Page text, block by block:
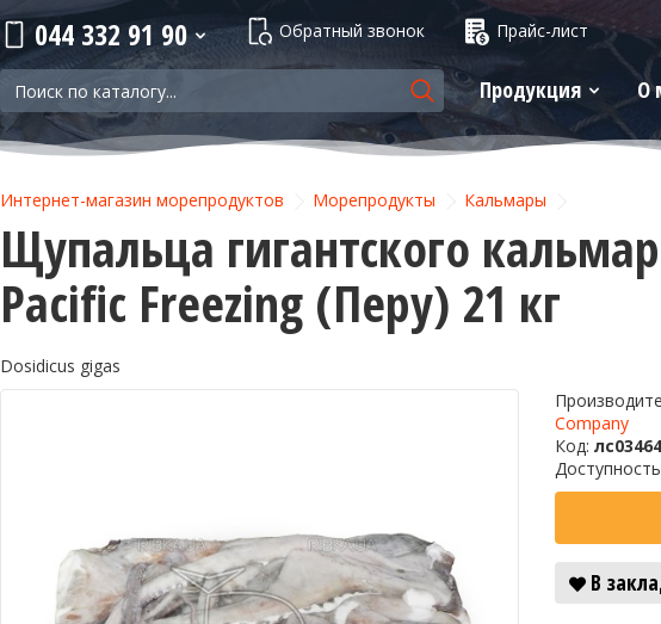
044 332 91 90 Обратный звонок Прайс-лист
Продукция О
Интернет-магазин морепродуктов Морепродукты Кальмары
Щупальца гигантского
Pacific Freezing (Перу) 21 кг
Dosidicus gigas
Company
Код: лс03464
В